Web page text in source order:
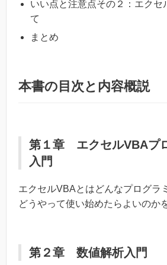
いい点と注意点その２：エクセ
て
まとめ
本書の目次と内容概説
第１章 エクセルVBAプ
入門
エクセルVBAとはどんなプログラ
どうやって使い始めたらよいのか
第２章 数値解析入門